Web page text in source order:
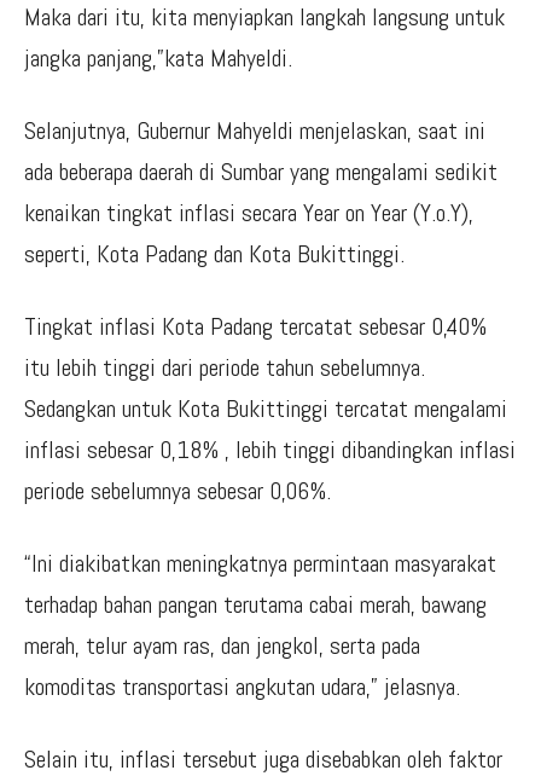
Maka dari itu, kita menyiapkan langkah langsung untuk
jangka panjang,”kata Mahyeldi.
Selanjutnya, Gubernur Mahyeldi menjelaskan, saat ini
ada beberapa daerah di Sumbar yang mengalami sedikit
kenaikan tingkat inflasi secara Year on Year (Y.o.Y),
seperti, Kota Padang dan Kota Bukittinggi.
Tingkat inflasi Kota Padang tercatat sebesar 0,40%
itu lebih tinggi dari periode tahun sebelumnya.
Sedangkan untuk Kota Bukittinggi tercatat mengalami
inflasi sebesar 0,18% , lebih tinggi dibandingkan inflasi
periode sebelumnya sebesar 0,06%.
“Ini diakibatkan meningkatnya permintaan masyarakat
terhadap bahan pangan terutama cabai merah, bawang
merah, telur ayam ras, dan jengkol, serta pada
komoditas transportasi angkutan udara,” jelasnya.
Selain itu, inflasi tersebut juga disebabkan oleh faktor